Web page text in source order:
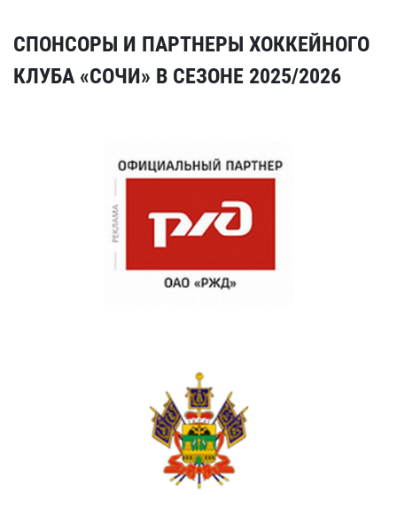
СПОНСОРЫ И ПАРТНЕРЫ ХОККЕЙНОГО
КЛУБА «СОЧИ» В СЕЗОНЕ 2025/2026